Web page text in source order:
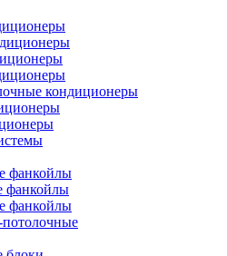
кондиционеры
фанкойлы
фанкойлы
фанкойлы